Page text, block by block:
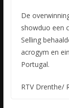
De
showduo een
Selling
acrogym en
Portugal.
RTV Drenthe/